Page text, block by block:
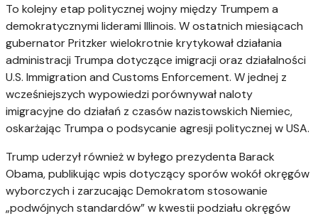
To kolejny etap politycznej wojny między Trumpem a
demokratycznymi liderami Illinois. W ostatnich miesiącach
gubernator Pritzker wielokrotnie krytykował działania
administracji Trumpa dotyczące imigracji oraz działalności
U.S. Immigration and Customs Enforcement. W jednej z
wcześniejszych wypowiedzi porównywał naloty
imigracyjne do działań z czasów nazistowskich Niemiec,
oskarżając Trumpa o podsycanie agresji politycznej w USA.
Trump uderzył również w byłego prezydenta Barack
Obama, publikując wpis dotyczący sporów wokół okręgów
wyborczych i zarzucając Demokratom stosowanie
„podwójnych standardów” w kwestii podziału okręgów